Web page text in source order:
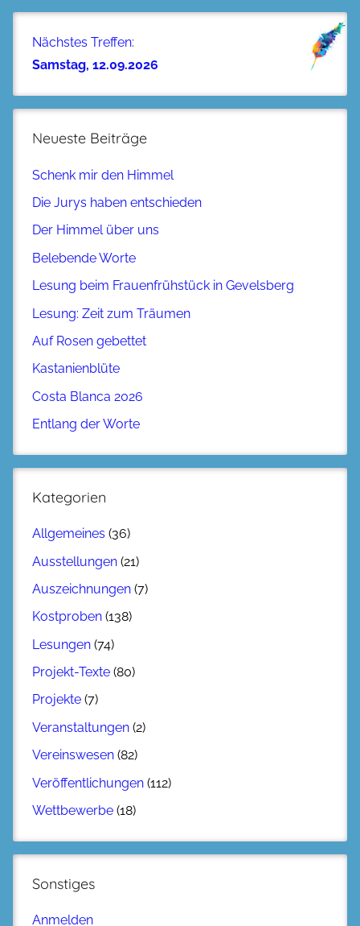
Nächstes Treffen:
Samstag, 12.09.2026
Neueste Beiträge
Schenk mir den Himmel
Die Jurys haben entschieden
Der Himmel über uns
Belebende Worte
Lesung beim Frauenfrühstück in Gevelsberg
Lesung: Zeit zum Träumen
Auf Rosen gebettet
Kastanienblüte
Costa Blanca 2026
Entlang der Worte
Kategorien
Allgemeines (36)
Ausstellungen (21)
Auszeichnungen (7)
Kostproben (138)
Lesungen (74)
Projekt-Texte (80)
Projekte (7)
Veranstaltungen (2)
Vereinswesen (82)
Veröffentlichungen (112)
Wettbewerbe (18)
Sonstiges
Anmelden